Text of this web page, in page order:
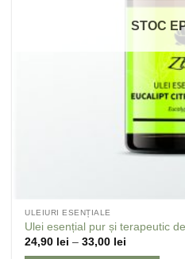
STOC
ULEIURI ESENȚIALE
Ulei esențial pur și terapeutic
24,90 lei –33,00 lei